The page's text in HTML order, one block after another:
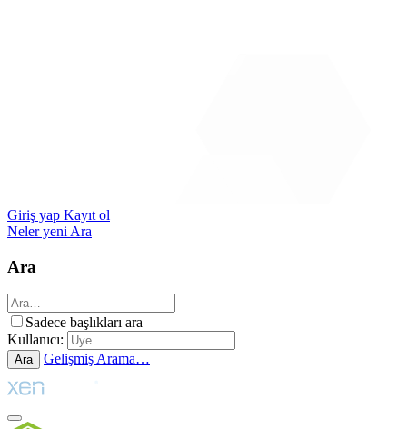
Giriş yap Kayıt ol
Neler yeni Ara
Ara
Sadece başlıkları ara
Kullanıcı:
Ara Gelişmiş Arama…